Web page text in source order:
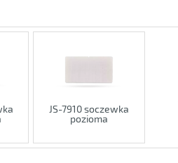
JS-7910 soczewka
pozioma